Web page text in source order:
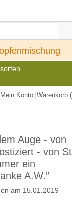
Warenkorb
Mein Konto
Auge - von
- von
ein
A.W.”
am 15.01.2019